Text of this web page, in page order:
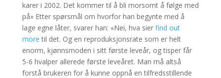
karer i 2002. Det kommer til å bli morsomt å følge med
på» Etter spørsmål om hvorfor han begynte med å
lage egne låter, svarer han: «Nei, hva sier find out
more til det. Og en reproduksjonsrate som er helt
enorm, kjønnsmoden i sitt første leveår, og tisper får
5-6 hvalper allerede første leveåret. Man må altså
forstå brukeren for å kunne oppnå en tilfredsstillende